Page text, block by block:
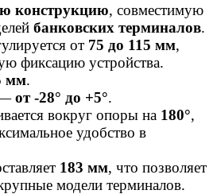
конструкцию, совместимую
банковских терминалов.
от 75 до 115 мм,
фиксацию устройства.
мм.
—от -28° до +5°.
вокруг опоры на 180°,
удобство в
183 мм, что позволяет
модели терминалов.